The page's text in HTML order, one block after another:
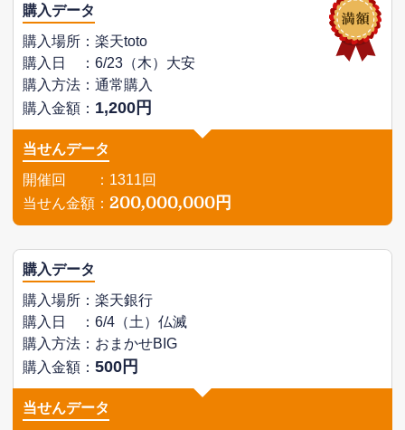
購入データ
購入場所：楽天toto
購入日 ：6/23（木）大安
購入方法：通常購入
購入金額： 1,200円
当せんデータ
開催回 ：1311回
当せん金額： 200,000,000円
購入データ
購入場所：楽天銀行
購入日 ：6/4（土）仏滅
購入方法：おまかせBIG
購入金額： 500円
当せんデータ